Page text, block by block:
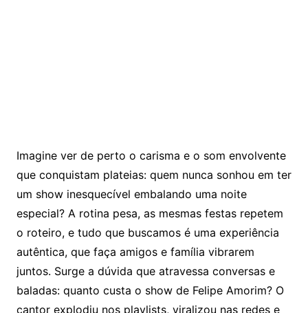
Imagine ver de perto o carisma e o som envolvente
que conquistam plateias: quem nunca sonhou em ter
um show inesquecível embalando uma noite
especial? A rotina pesa, as mesmas festas repetem
o roteiro, e tudo que buscamos é uma experiência
autêntica, que faça amigos e família vibrarem
juntos. Surge a dúvida que atravessa conversas e
baladas: quanto custa o show de Felipe Amorim? O
cantor explodiu nos playlists, viralizou nas redes e